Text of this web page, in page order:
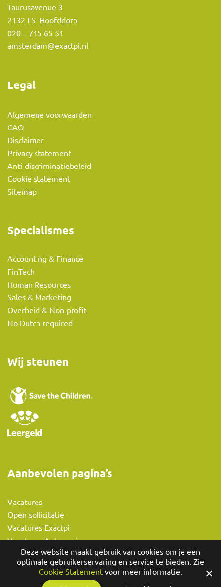
Taurusavenue 3
2132 LS Hoofddorp
020 – 715 65 51
amsterdam@exactpi.nl
Legal
Algemene voorwaarden
CAO
Disclaimer
Privacy statement
Anti-discriminatiebeleid
Cookie statement
Sitemap
Specialismes
Accounting & Finance
FinTech
Human Resources
Sales & Marketing
Overheid & Non-profit
No Dutch required
Wij steunen
Aanbevolen pagina’s
Vacatures
Open sollicitatie
Vacatures Exactpi
Vacatures Automotive
Vacatures Fintech
Vacatures BMW / Alphabet
Deze website maakt gebruik van cookies om je een
optimale gebruikerservaring en service te bieden. Zie
Cookie Statement voor meer informatie.